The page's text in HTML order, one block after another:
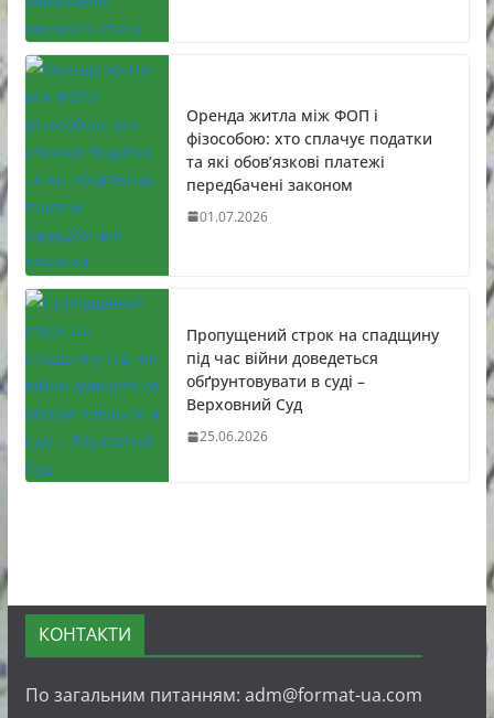
Оренда житла між ФОП і
фізособою: хто сплачує податки
та які обов’язкові платежі
передбачені законом
01.07.2026
Пропущений строк на спадщину
під час війни доведеться
обґрунтовувати в суді –
Верховний Суд
25.06.2026
КОНТАКТИ
По загальним питанням: adm@format-ua.com